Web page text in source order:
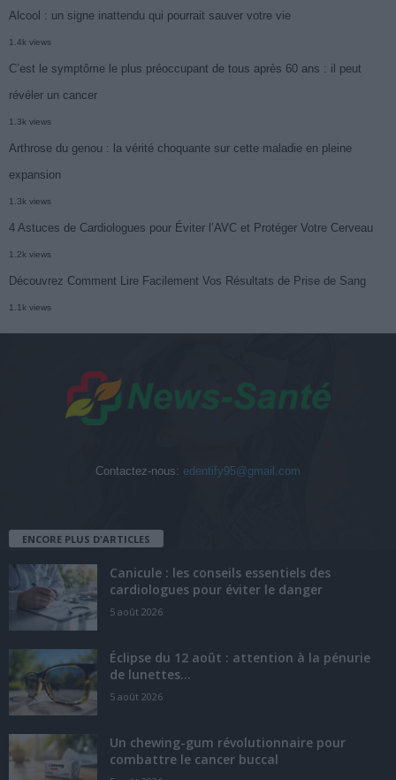
Alcool : un signe inattendu qui pourrait sauver votre vie
1.4k views
C’est le symptôme le plus préoccupant de tous après 60 ans : il peut
révéler un cancer
1.3k views
Arthrose du genou : la vérité choquante sur cette maladie en pleine
expansion
1.3k views
4 Astuces de Cardiologues pour Éviter l’AVC et Protéger Votre Cerveau
1.2k views
Découvrez Comment Lire Facilement Vos Résultats de Prise de Sang
1.1k views
Contactez-nous: edentify95@gmail.com
ENCORE PLUS D'ARTICLES
Canicule : les conseils essentiels des
cardiologues pour éviter le danger
5 août 2026
Éclipse du 12 août : attention à la pénurie
de lunettes...
5 août 2026
Un chewing-gum révolutionnaire pour
combattre le cancer buccal